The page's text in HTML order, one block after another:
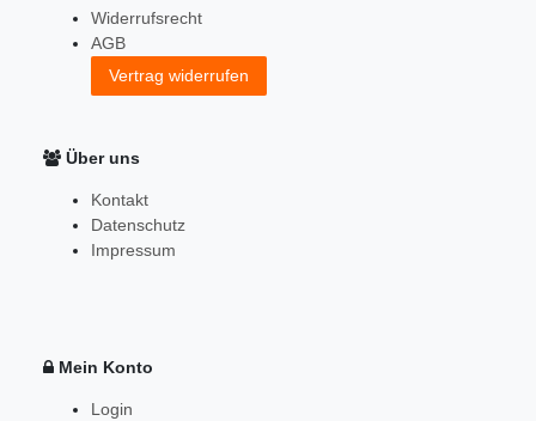
Widerrufsrecht
AGB
Vertrag widerrufen
Über uns
Kontakt
Datenschutz
Impressum
Mein Konto
Login